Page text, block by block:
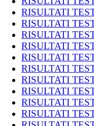
RISULTATI
RISULTATI
RISULTATI
RISULTATI
RISULTATI
RISULTATI
RISULTATI
RISULTATI
RISULTATI
RISULTATI